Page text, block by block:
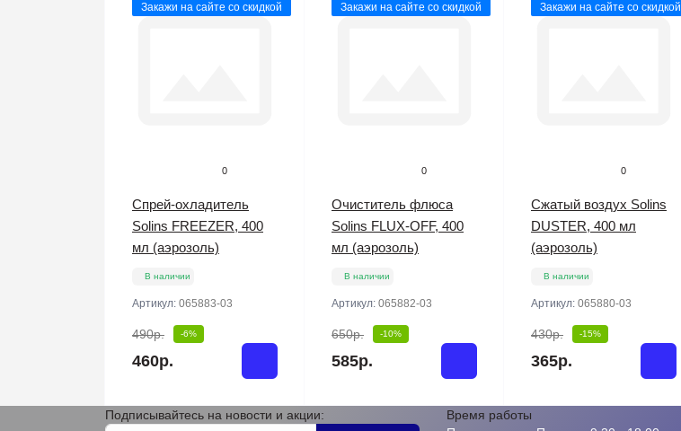
Закажи на сайте со скидкой
0
Спрей-охладитель
Solins FREEZER, 400
мл (аэрозоль)
В наличии
Артикул: 065883-03
490р. -6%
460р.
Закажи на сайте со скидкой
0
Очиститель флюса
Solins FLUX-OFF, 400
мл (аэрозоль)
В наличии
Артикул: 065882-03
650р. -10%
585р.
Закажи на сайте со скидкой
0
Сжатый воздух Solins
DUSTER, 400 мл
(аэрозоль)
В наличии
Артикул: 065880-03
430р. -15%
365р.
Подписывайтесь на новости и акции:
Время работы